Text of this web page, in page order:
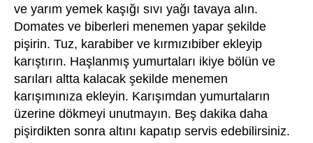
ve yarım yemek kaşığı sıvı yağı tavaya alın.
Domates ve biberleri menemen yapar şekilde
pişirin. Tuz, karabiber ve kırmızıbiber ekleyip
karıştırın. Haşlanmış yumurtaları ikiye bölün ve
sarıları altta kalacak şekilde menemen
karışımınıza ekleyin. Karışımdan yumurtaların
üzerine dökmeyi unutmayın. Beş dakika daha
pişirdikten sonra altını kapatıp servis edebilirsiniz.